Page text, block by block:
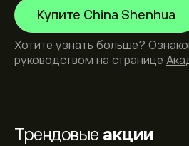
Трендовые акции
Купите China Shenhua
Хотите узнать больше?
руководством на странице